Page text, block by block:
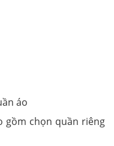
áo
gồm chọn quần riêng